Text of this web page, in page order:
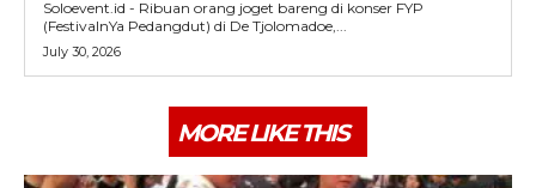
Soloevent.id - Ribuan orang joget bareng di konser FYP
(FestivalnYa Pedangdut) di De Tjolomadoe,...
July 30, 2026
MORE LIKE THIS